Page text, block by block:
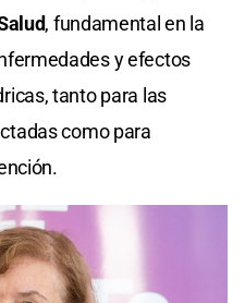
, fundamental en la
y efectos
tanto para las
como para